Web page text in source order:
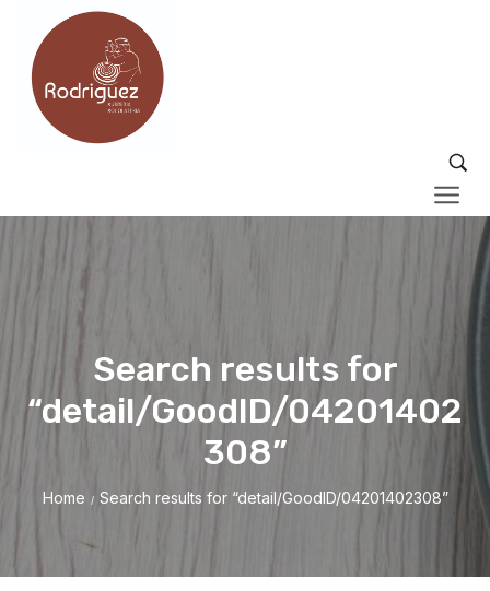
Search results for
“detail/GoodID/04201402
308”
Home / Search results for “detail/GoodID/04201402308”